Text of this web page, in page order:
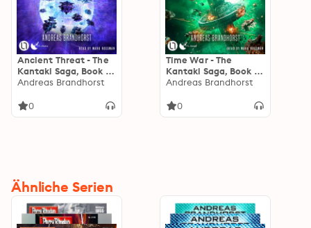
Ancient Threat - The
Kantaki Saga, Book 2
(Unabridged)
Andreas Brandhorst
0
Time War - The
Kantaki Saga, Book 3
(Unabridged)
Andreas Brandhorst
0
Ähnliche Serien